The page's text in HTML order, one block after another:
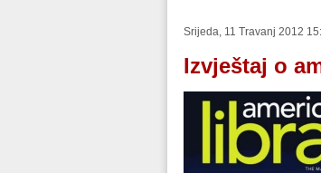
Srijeda, 11 Travanj 2012
Izvještaj o